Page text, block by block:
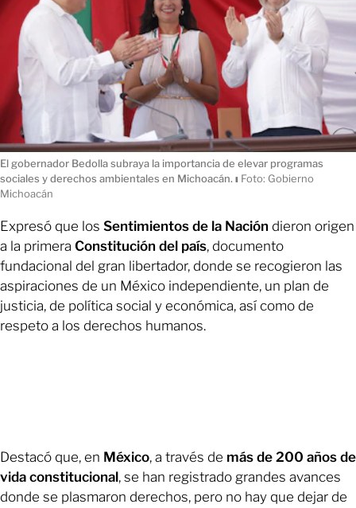
El gobernador Bedolla subraya la importancia de elevar programas
sociales y derechos ambientales en Michoacán. ı Foto: Gobierno
Michoacán
Expresó que los Sentimientos de la Nación dieron origen
a la primera Constitución del país, documento
fundacional del gran libertador, donde se recogieron las
aspiraciones de un México independiente, un plan de
justicia, de política social y económica, así como de
respeto a los derechos humanos.
Destacó que, en México, a través de más de 200 años de
vida constitucional, se han registrado grandes avances
donde se plasmaron derechos, pero no hay que dejar de